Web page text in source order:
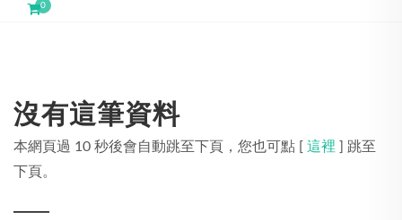
0
沒有這筆資料
本網頁過 10 秒後會自動跳至下頁，您也可點 [ 這裡 ] 跳至
下頁。